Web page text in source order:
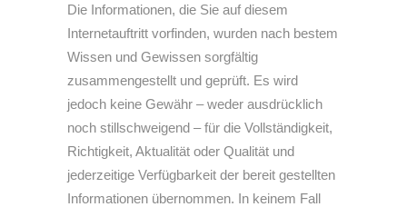
Die Informationen, die Sie auf diesem
Internetauftritt vorfinden, wurden nach bestem
Wissen und Gewissen sorgfältig
zusammengestellt und geprüft. Es wird
jedoch keine Gewähr – weder ausdrücklich
noch stillschweigend – für die Vollständigkeit,
Richtigkeit, Aktualität oder Qualität und
jederzeitige Verfügbarkeit der bereit gestellten
Informationen übernommen. In keinem Fall